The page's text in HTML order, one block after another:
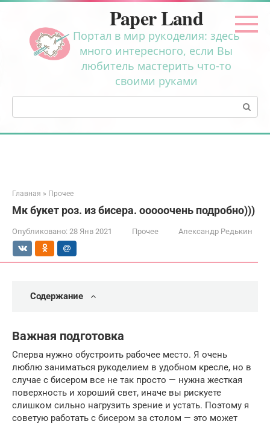
Перейти
контенту
Paper Land
Портал в мир рукоделия: здесь
много интересного, если Вы
любитель мастерить что-то
своими руками
Поиск:
Главная » Прочее
Мк букет роз. из бисера. ооооочень подробно)))
Опубликовано: 28 Янв 2021 Прочее Александр Редькин
Содержание
Важная подготовка
Сперва нужно обустроить рабочее место. Я очень
люблю заниматься рукоделием в удобном кресле, но в
случае с бисером все не так просто — нужна жесткая
поверхность и хороший свет, иначе вы рискуете
слишком сильно нагрузить зрение и устать. Поэтому я
советую работать с бисером за столом — это может